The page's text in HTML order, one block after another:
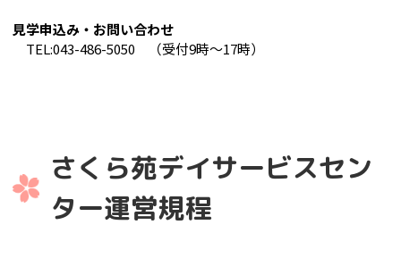
見学申込み・お問い合わせ
TEL:043-486-5050 （受付9時～17時）
さくら苑デイサービスセン
ター運営規程